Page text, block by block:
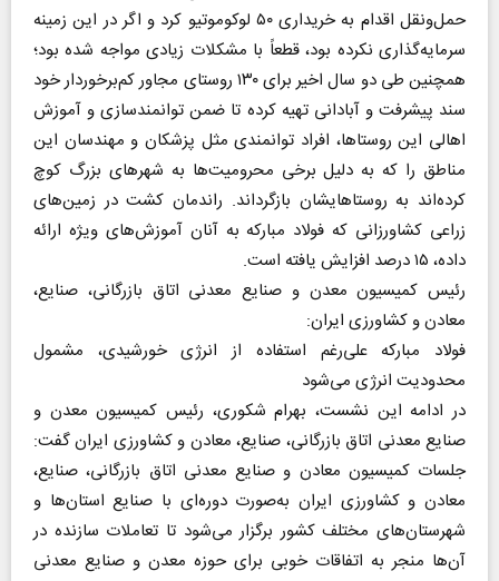
حمل‌ونقل اقدام به خریداری ۵۰ لوکوموتیو کرد و اگر در این زمینه
سرمایه‌گذاری نکرده بود، قطعاً با مشکلات زیادی مواجه شده بود؛
همچنین طی دو سال اخیر برای ۱۳۰ روستای مجاور کم‌برخوردار خود
سند پیشرفت و آبادانی تهیه کرده تا ضمن توانمندسازی و آموزش
اهالی این روستاها، افراد توانمندی مثل پزشکان و مهندسان این
مناطق را که به دلیل برخی محرومیت‌ها به شهرهای بزرگ کوچ
کرده‌اند به روستاهایشان بازگرداند. راندمان کشت در زمین‌های
زراعی کشاورزانی که فولاد مبارکه به آنان آموزش‌های ویژه ارائه
داده، ۱۵ درصد افزایش یافته است.
رئیس کمیسیون معدن و صنایع معدنی اتاق بازرگانی، صنایع،
معادن و کشاورزی ایران:
فولاد مبارکه علی‌رغم استفاده از انرژی خورشیدی، مشمول
محدودیت انرژی می‌شود
در ادامه این نشست، بهرام شکوری، رئیس کمیسیون معدن و
صنایع معدنی اتاق بازرگانی، صنایع، معادن و کشاورزی ایران گفت:
جلسات کمیسیون معادن و صنایع معدنی اتاق بازرگانی، صنایع،
معادن و کشاورزی ایران به‌صورت دوره‌ای با صنایع استان‌ها و
شهرستان‌های مختلف کشور برگزار می‌شود تا تعاملات سازنده در
آن‌ها منجر به اتفاقات خوبی برای حوزه معدن و صنایع معدنی